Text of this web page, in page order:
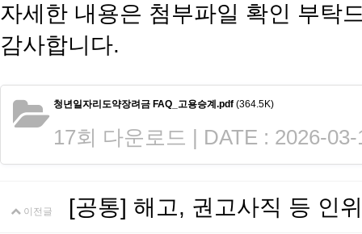
자세한 내용은 첨부파일 확인 부탁
감사합니다.
청년일자리도약장려금 FAQ_고용승계.pdf (364.5K)
17회 다운로드 | DATE : 2026-03-
이전글 [공통] 해고, 권고사직 등 인